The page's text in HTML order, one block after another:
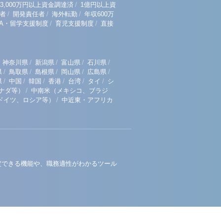
3,000万円以上資金調達済 / 1億円以上資
/ 開発責任者 / 海外転勤 / 年収600万
・留学支援制度 / 育児支援制度 / 直接
神奈川県 / 新潟県 / 富山県 / 石川県 /
/ 鳥取県 / 島根県 / 岡山県 / 広島県 /
/ 中国 / 韓国 / 香港 / 台湾 / タイ / シ
ダ等）
/ 中南米（メキシコ、ブラジ
ツ、ロシア等）
/ 中近東・アフリカ
きる機能や、職務適性がわかるツール